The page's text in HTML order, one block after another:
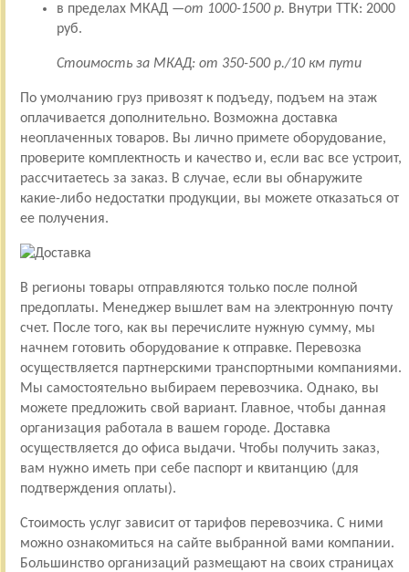
в пределах МКАД —от 1000-1500 р. Внутри ТТК: 2000
руб.
Стоимость за МКАД: от 350-500 р./10 км пути
По умолчанию груз привозят к подъеду, подъем на этаж
оплачивается дополнительно. Возможна доставка
неоплаченных товаров. Вы лично примете оборудование,
проверите комплектность и качество и, если вас все устроит,
рассчитаетесь за заказ. В случае, если вы обнаружите
какие-либо недостатки продукции, вы можете отказаться от
ее получения.
В регионы товары отправляются только после полной
предоплаты. Менеджер вышлет вам на электронную почту
счет. После того, как вы перечислите нужную сумму, мы
начнем готовить оборудование к отправке. Перевозка
осуществляется партнерскими транспортными компаниями.
Мы самостоятельно выбираем перевозчика. Однако, вы
можете предложить свой вариант. Главное, чтобы данная
организация работала в вашем городе. Доставка
осуществляется до офиса выдачи. Чтобы получить заказ,
вам нужно иметь при себе паспорт и квитанцию (для
подтверждения оплаты).
Стоимость услуг зависит от тарифов перевозчика. С ними
можно ознакомиться на сайте выбранной вами компании.
Большинство организаций размещают на своих страницах